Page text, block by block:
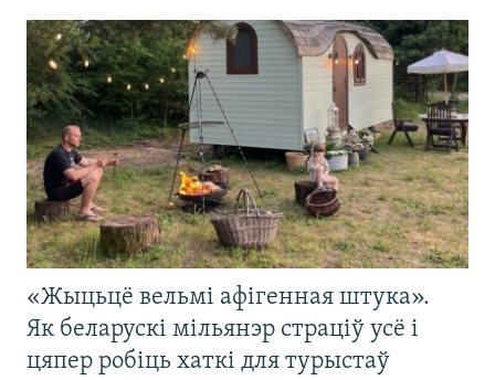
«Жыцьцё вельмі афігенная штука».
Як беларускі мільянэр страціў усё і
цяпер робіць хаткі для турыстаў